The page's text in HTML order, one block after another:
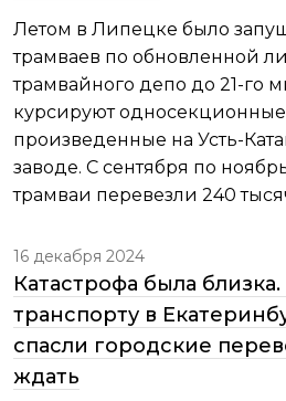
Летом в Липецке было
трамваев по обновленной
трамвайного депо до 21-го
курсируют
произведенные на Усть-
заводе. С сентября по
трамваи перевезли 240
16 декабря 2024
Катастрофа была
транспорту в
спасли городские
ждать